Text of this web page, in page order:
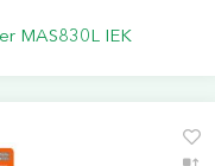
MAS830L IEK